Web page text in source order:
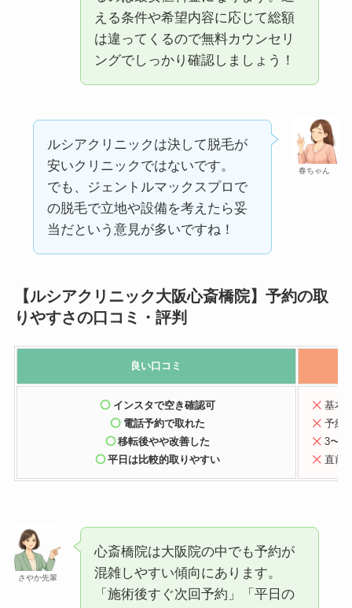
える条件や希望内容に応じて総額
は違ってくるので無料カウンセリ
ングでしっかり確認しましょう！
春ちゃん
ルシアクリニックは決して脱毛が
安いクリニックではないです。
でも、ジェントルマックスプロで
の脱毛で立地や設備を考えたら妥
当だという意見が多いですね！
【ルシアクリニック大阪心斎橋院】予約の取
りやすさの口コミ・評判
良い口コミ
インスタで空き確認可
電話予約で取れた
移転後やや改善した
平日は比較的取りやすい
基本
予約
3〜4
直前
さやか先輩
心斎橋院は大阪院の中でも予約が
混雑しやすい傾向にあります。
「施術後すぐ次回予約」「平日の